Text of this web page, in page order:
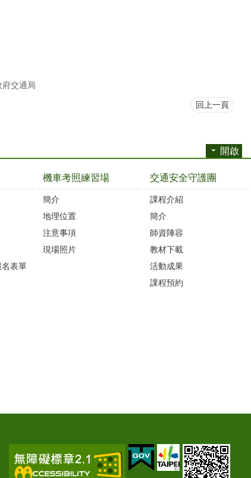
府交通局
回上一頁
開啟
表單
機車考照練習場
簡介
地理位置
注意事項
現場照片
交通安全守護團
課程介紹
簡介
師資陣容
教材下載
活動成果
課程預約